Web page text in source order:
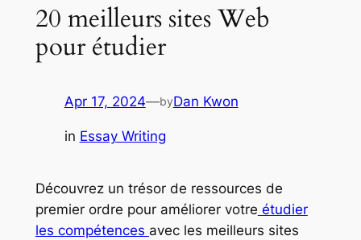
20 meilleurs sites Web
pour étudier
Apr 17, 2024—byDan Kwon
in Essay Writing
Découvrez un trésor de ressources de
premier ordre pour améliorer votre étudier
les compétences avec les meilleurs sites